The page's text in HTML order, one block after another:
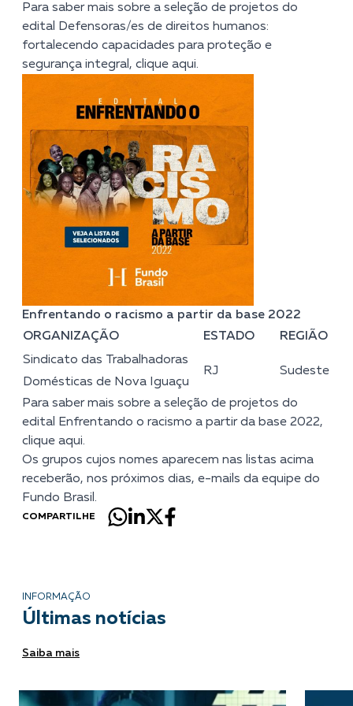
Para saber mais sobre a seleção de projetos do
edital Defensoras/es de direitos humanos:
fortalecendo capacidades para proteção e
segurança integral, clique aqui.
Enfrentando o racismo a partir da base 2022
ORGANIZAÇÃO
ESTADO
REGIÃO
Sindicato das Trabalhadoras
Domésticas de Nova Iguaçu
RJ Sudeste
Para saber mais sobre a seleção de projetos do
edital Enfrentando o racismo a partir da base 2022,
clique aqui.
Os grupos cujos nomes aparecem nas listas acima
receberão, nos próximos dias, e-mails da equipe do
Fundo Brasil.
COMPARTILHE
INFORMAÇÃO
Últimas notícias
Saiba mais